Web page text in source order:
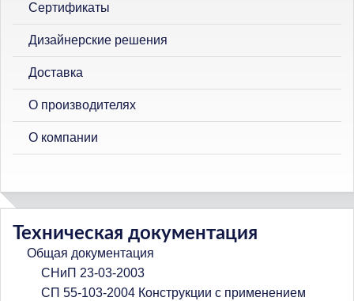
Сертификаты
Дизайнерские решения
Доставка
О производителях
О компании
Техническая документация
Общая документация
СНиП 23-03-2003
СП 55-103-2004 Конструкции с применением